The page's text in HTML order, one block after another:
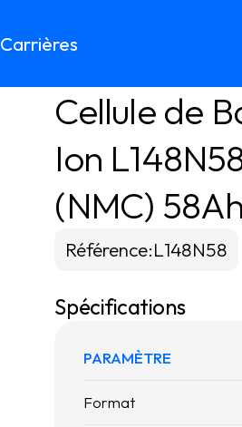
Carrières
Cellule de
Ion
(NMC) 58Ah
Référence:L148N58
Spécifications
PARAMÈTRE
Format